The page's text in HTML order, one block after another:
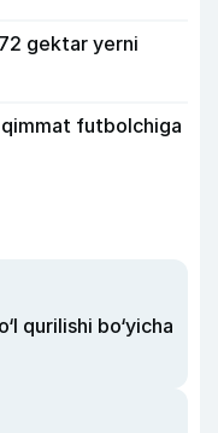
gektar yerni
qimmat futbolchiga
qurilishi bo‘yicha